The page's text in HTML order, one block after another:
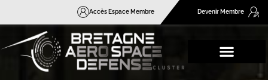
Accès Espace Membre Devenir Membre